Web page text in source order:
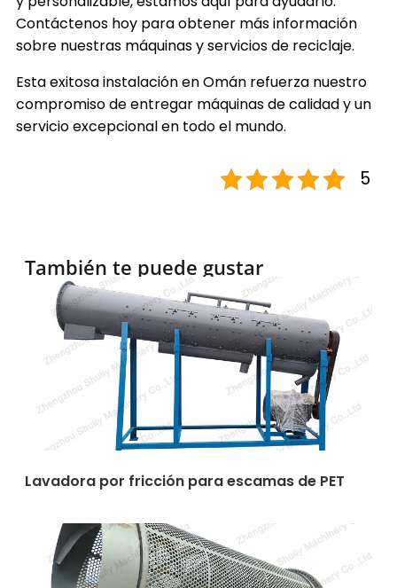
Contáctenos hoy para obtener más información
sobre nuestras máquinas y servicios de reciclaje.
Esta exitosa instalación en Omán refuerza nuestro
compromiso de entregar máquinas de calidad y un
servicio excepcional en todo el mundo.
5
También te puede gustar
Lavadora por fricción para escamas de PET